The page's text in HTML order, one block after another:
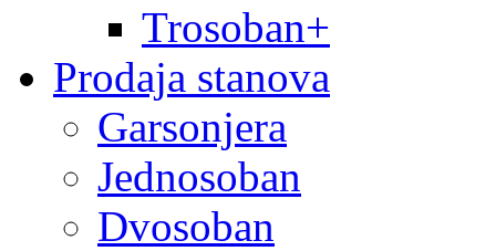
Trosoban+
Prodaja stanova
Garsonjera
Jednosoban
Dvosoban